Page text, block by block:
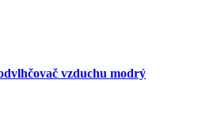
vzduchu modrý